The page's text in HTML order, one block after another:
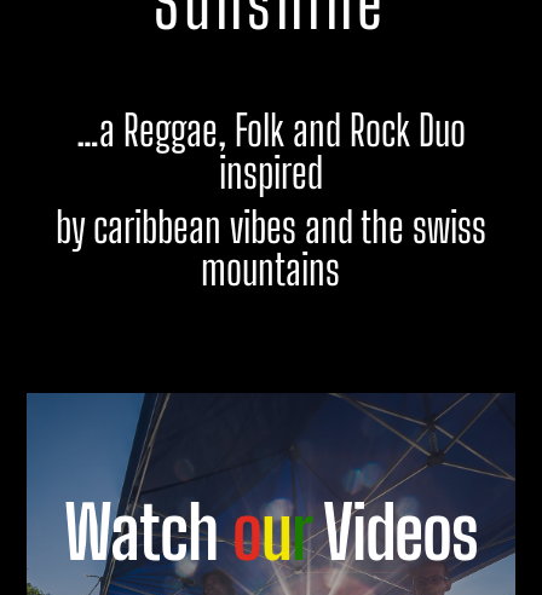
…a Reggae, Folk and Rock Duo
inspired
by caribbean vibes and the swiss
mountains
WatchourVideos